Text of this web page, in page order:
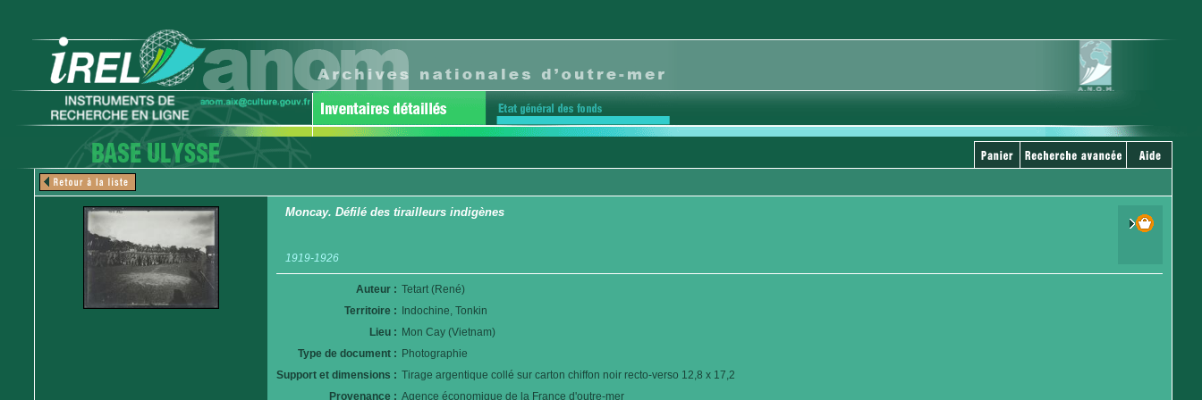
Moncay. Défilé des tirailleurs indigènes
1919-1926
Auteur : Tetart (René)
Territoire :
Indochine, Tonkin
Lieu : Mon Cay (Vietnam)
Type de document : Photographie
Support et dimensions : Tirage argentique collé sur carton chiffon noir recto-verso 12,8 x 17,2
Provenance : Agence économique de la France d'outre-mer